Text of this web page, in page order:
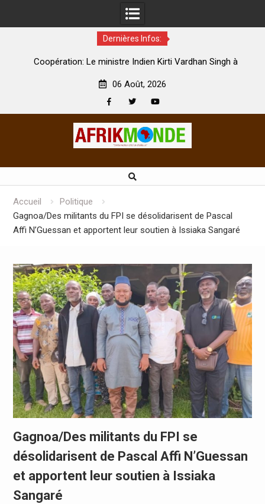
Dernières Infos:
Coopération: Le ministre Indien Kirti Vardhan Singh à
06 Août, 2026
Accueil
Politique
Gagnoa/Des militants du FPI se désolidarisent de Pascal
Affi N’Guessan et apportent leur soutien à Issiaka Sangaré
Gagnoa/Des militants du FPI se
désolidarisent de Pascal Affi N’Guessan
et apportent leur soutien à Issiaka
Sangaré